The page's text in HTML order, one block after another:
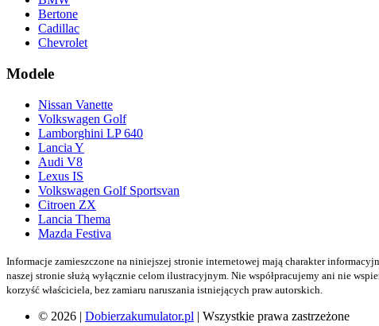
Bertone
Cadillac
Chevrolet
Modele
Nissan Vanette
Volkswagen Golf
Lamborghini LP 640
Lancia Y
Audi V8
Lexus IS
Volkswagen Golf Sportsvan
Citroen ZX
Lancia Thema
Mazda Festiva
Informacje zamieszczone na niniejszej stronie internetowej mają charakter
naszej stronie służą wyłącznie celom ilustracyjnym. Nie współpracujemy ani nie
korzyść właściciela, bez zamiaru naruszania istniejących praw autorskich.
© 2026 | Dobierzakumulator.pl | Wszystkie prawa zastrzeżone